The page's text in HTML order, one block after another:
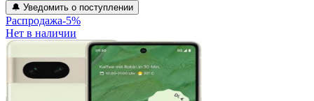
🔔 Уведомить о поступлении
Распродажа-5%
Нет в наличии